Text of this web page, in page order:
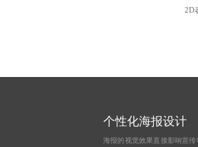
2D
个性化海报设计
海报的视觉效果直接影响宣